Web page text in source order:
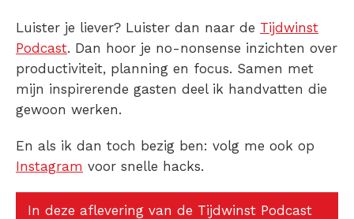
Luister je liever? Luister dan naar de Tijdwinst
Podcast. Dan hoor je no-nonsense inzichten over
productiviteit, planning en focus. Samen met
mijn inspirerende gasten deel ik handvatten die
gewoon werken.
En als ik dan toch bezig ben: volg me ook op
Instagram voor snelle hacks.
In deze aflevering van de Tijdwinst Podcast